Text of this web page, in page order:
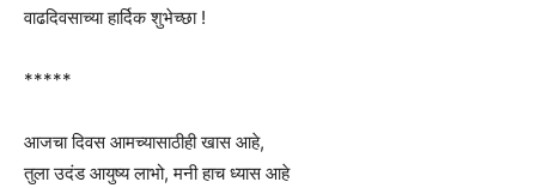
वाढदिवसाच्या हार्दिक शुभेच्छा !
*****
आजचा दिवस आमच्यासाठीही खास आहे,
तुला उदंड आयुष्य लाभो, मनी हाच ध्यास आहे